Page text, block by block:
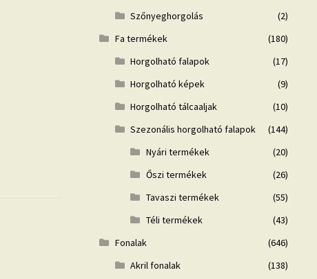
Szőnyeghorgolás
(2)
Fa termékek
(180)
Horgolható falapok
(17)
Horgolható képek
(9)
Horgolható tálcaaljak
(10)
Szezonális horgolható falapok
(144)
Nyári termékek
(20)
Őszi termékek
(26)
Tavaszi termékek
(55)
Téli termékek
(43)
Fonalak
(646)
Akril fonalak
(138)